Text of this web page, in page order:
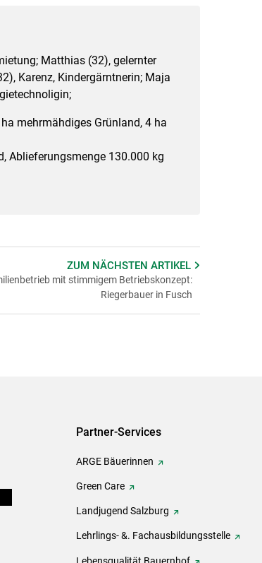
Matthias (32), gelernter
Karenz, Kindergärntnerin; Maja
mehrmähdiges Grünland, 4 ha
Ablieferungsmenge 130.000 kg
ZUM NÄCHSTENARTIKEL
mit stimmigem Betriebskonzept:
Riegerbauer in Fusch
Partner-Services
ARGE Bäuerinnen
Green Care
Landjugend Salzburg
Lehrlings- &. Fachausbildungsstelle
Lebensqualität Bauernhof